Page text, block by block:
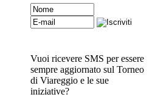
Vuoi ricevere SMS per essere
sempre aggiornato sul Torneo
di Viareggio e le sue
iniziative?